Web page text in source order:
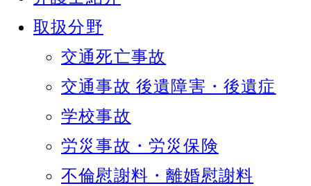
取扱分野
交通死亡事故
交通事故 後遺障害・後遺症
学校事故
労災事故・労災保険
不倫慰謝料・離婚慰謝料